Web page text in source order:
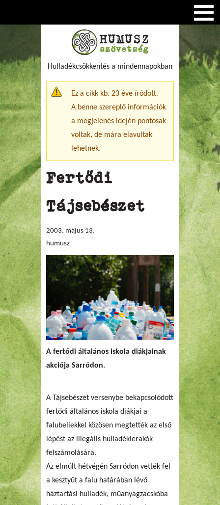
Hulladékcsökkentés a mindennapokban
Figyelmeztető üzenet
Ez a cikk kb. 23 éve íródott.
A benne szereplő információk
a megjelenés idején pontosak
voltak, de mára elavultak
lehetnek.
Fertődi
Tájsebészet
2003. május 13.
humusz
A fertődi általános iskola diákjainak
akciója Sarródon.
A Tájsebészet versenybe bekapcsolódott
fertődi általános iskola diákjai a
falubeliekkel közösen megtették az első
lépést az illegális hulladéklerakók
felszámolására.
Az elmúlt hétvégén Sarródon vették fel
a kesztyűt a falu határában lévő
háztartási hulladék, műanyagzacskóba